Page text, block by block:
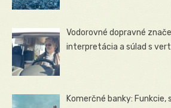
Vodorovné dopravné
interpretácia a súlad s
Komerčné banky: Funkcie,